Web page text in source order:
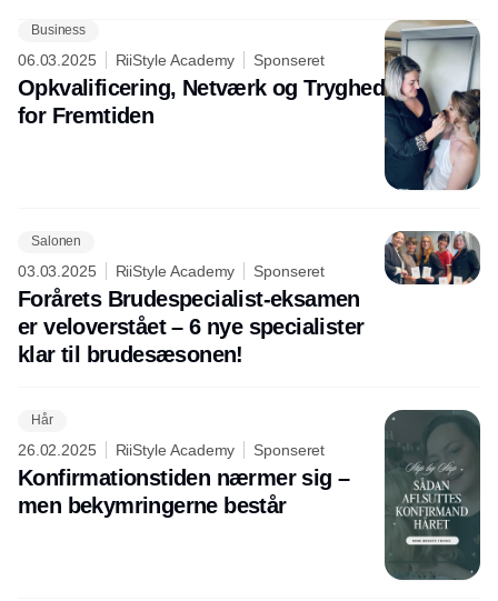
Business
06.03.2025 RiiStyle Academy Sponseret
Opkvalificering, Netværk og Tryghed
for Fremtiden
Salonen
03.03.2025 RiiStyle Academy Sponseret
Forårets Brudespecialist-eksamen
er veloverstået – 6 nye specialister
klar til brudesæsonen!
Hår
26.02.2025 RiiStyle Academy Sponseret
Konfirmationstiden nærmer sig –
men bekymringerne består